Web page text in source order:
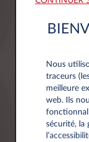
Numéro de
Nous
traceurs
meilleure
web. Ils
sécurité, la